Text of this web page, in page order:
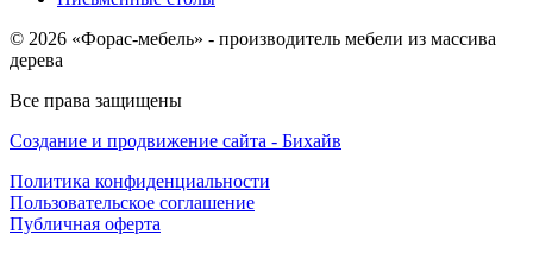
© 2026 «Форас-мебель» - производитель мебели из массива
дерева
Все права защищены
Создание и продвижение сайта - Бихайв
Политика конфиденциальности
Пользовательское соглашение
Публичная оферта